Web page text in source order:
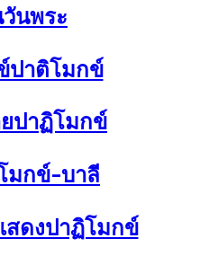
นพระ
ปาติโมกข์
ปาฏิโมกข์
มกข์-บาลี
สดงปาฏิโมกข์